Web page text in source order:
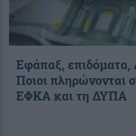
Εφάπαξ, επιδόματα,
Ποιοι πληρώνονται
ΕΦΚΑ και τη ΔΥΠΑ